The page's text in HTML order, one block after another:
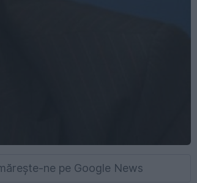
ne pe Google News